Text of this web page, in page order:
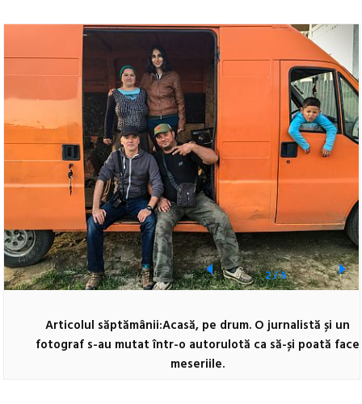
Articolul săptămânii:Acasă, pe drum. O jurnalistă și un
fotograf s-au mutat într-o autorulotă ca să-și poată face
meseriile.
2/6